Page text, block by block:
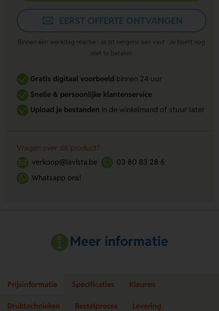
EERST OFFERTE ONTVANGEN
Binnen één werkdag reactie · Je zit nergens aan vast · Je hoeft nog
niet te betalen
Gratis digitaal voorbeeldbinnen 24 uur
Snelle & persoonlijke klantenservice
Upload je bestanden in de winkelmand of stuur later
Vragen over dit product?
verkoop@lavista.be
03 80 83 28 6
Whatsapp ons!
Meer informatie
Prijsinformatie Specificaties Kleuren
Druktechnieken Bestelproces Levering